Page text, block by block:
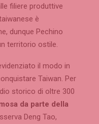
filiere produttive
è
dunque Pechino
territorio ostile.
il modo in
Taiwan. Per
storico di oltre 300
da parte della
Deng Tao,